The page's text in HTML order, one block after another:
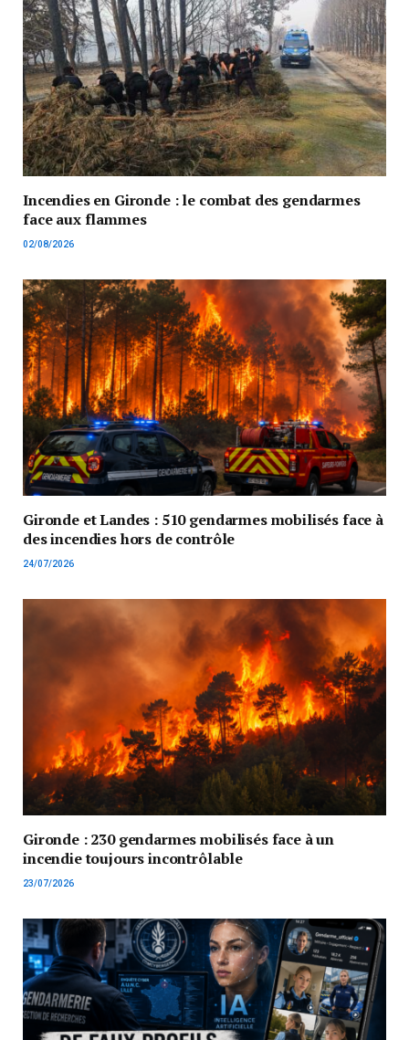
Incendies en Gironde : le combat des gendarmes
face aux flammes
02/08/2026
Gironde et Landes : 510 gendarmes mobilisés face à
des incendies hors de contrôle
24/07/2026
Gironde : 230 gendarmes mobilisés face à un
incendie toujours incontrôlable
23/07/2026